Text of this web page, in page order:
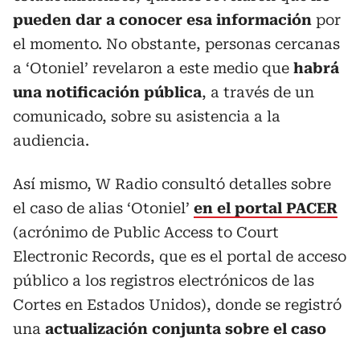
pueden dar a conocer esa información por
el momento. No obstante, personas cercanas
a ‘Otoniel’ revelaron a este medio que habrá
una notificación pública, a través de un
comunicado, sobre su asistencia a la
audiencia.
Así mismo, W Radio consultó detalles sobre
el caso de alias ‘Otoniel’ en el portal PACER
(acrónimo de Public Access to Court
Electronic Records, que es el portal de acceso
público a los registros electrónicos de las
Cortes en Estados Unidos), donde se registró
una actualización conjunta sobre el caso